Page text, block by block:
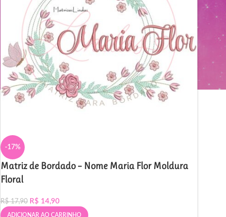
-17%
Matriz de Bordado – Nome Maria Flor Moldura
Floral
R$17,90 R$ 14,90
ADICIONAR AO CARRINHO